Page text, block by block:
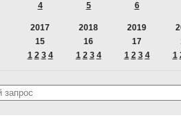
4
5
6
2017
15
1 2 3 4
2018
16
1 2 3 4
2019
17
1 2 3 4
1